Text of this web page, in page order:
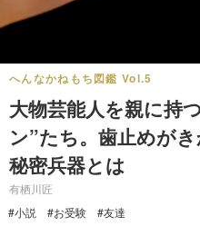
へんなかねもち図鑑 Vol.5
大物芸能人を親に持
ン”たち。歯止めが
秘密兵器とは
有栖川匠
#小説
#お受験 #友達